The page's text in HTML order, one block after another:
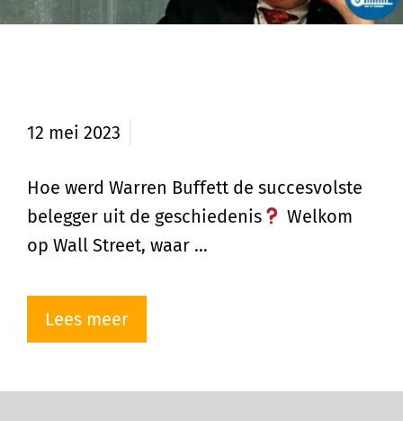
12 mei 2023
Hoe werd Warren Buffett de succesvolste
belegger uit de geschiedenis
Welkom
op Wall Street, waar …
Lees meer